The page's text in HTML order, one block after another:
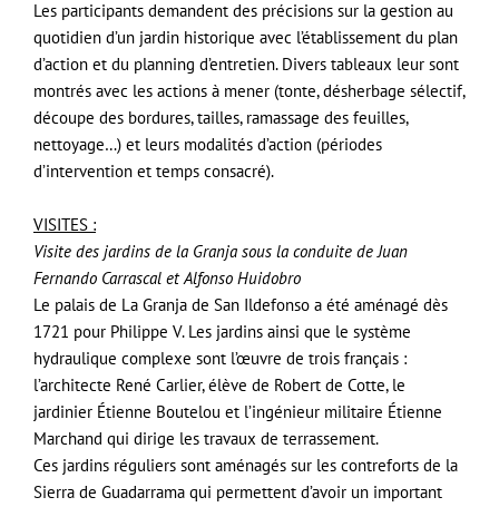
Les participants demandent des précisions sur la gestion au
quotidien d’un jardin historique avec l’établissement du plan
d’action et du planning d’entretien. Divers tableaux leur sont
montrés avec les actions à mener (tonte, désherbage sélectif,
découpe des bordures, tailles, ramassage des feuilles,
nettoyage…) et leurs modalités d’action (périodes
d’intervention et temps consacré).
VISITES :
Visite des jardins de la Granja sous la conduite de Juan
Fernando Carrascal et Alfonso Huidobro
Le palais de La Granja de San Ildefonso a été aménagé dès
1721 pour Philippe V. Les jardins ainsi que le système
hydraulique complexe sont l’œuvre de trois français :
l’architecte René Carlier, élève de Robert de Cotte, le
jardinier Étienne Boutelou et l’ingénieur militaire Étienne
Marchand qui dirige les travaux de terrassement.
Ces jardins réguliers sont aménagés sur les contreforts de la
Sierra de Guadarrama qui permettent d’avoir un important